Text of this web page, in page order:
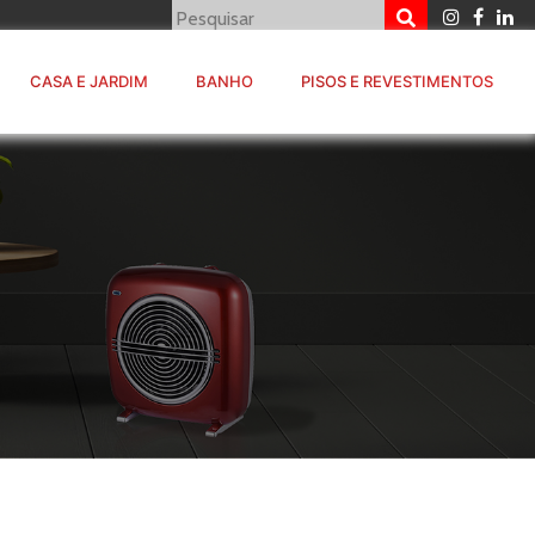
CASA E JARDIM BANHO PISOS E REVESTIMENTOS